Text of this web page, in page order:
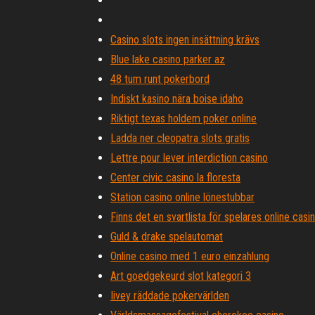
Casino slots ingen insättning krävs
Blue lake casino parker az
48 tum runt pokerbord
Indiskt kasino nära boise idaho
Riktigt texas holdem poker online
Ladda ner cleopatra slots gratis
Lettre pour lever interdiction casino
Center civic casino la floresta
Station casino online lönestubbar
Finns det en svartlista för spelares online
Guld & drake spelautomat
Online casino med 1 euro einzahlung
Art goedgekeurd slot kategori 3
Iivey räddade pokervärlden